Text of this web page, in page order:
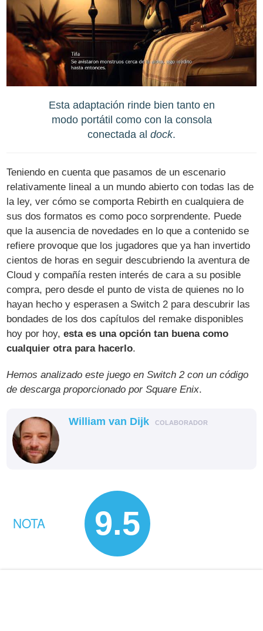
Esta adaptación rinde bien tanto en
modo portátil como con la consola
conectada al dock.
Teniendo en cuenta que pasamos de un escenario
relativamente lineal a un mundo abierto con todas las de
la ley, ver cómo se comporta Rebirth en cualquiera de
sus dos formatos es como poco sorprendente. Puede
que la ausencia de novedades en lo que a contenido se
refiere provoque que los jugadores que ya han invertido
cientos de horas en seguir descubriendo la aventura de
Cloud y compañía resten interés de cara a su posible
compra, pero desde el punto de vista de quienes no lo
hayan hecho y esperasen a Switch 2 para descubrir las
bondades de los dos capítulos del remake disponibles
hoy por hoy,esta es una opción tan buena como
cualquier otra para hacerlo.
Hemos analizado este juego en Switch 2 con un código
de descarga proporcionado por Square Enix.
William van Dijk COLABORADOR
NOTA 9.5